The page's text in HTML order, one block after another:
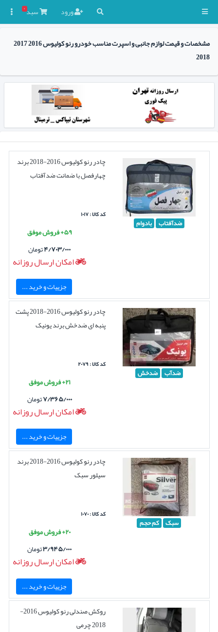
ورود سبد۰
مشخصات و قیمت لوازم جانبی و اسپرت مناسب خودرو رنو کولیوس 2016 2017
2018
ضدآفتاب بادوام
چادر رنو کولیوس 2016-2018 برند
چهارفصل با ضمانت ضدآفتاب
کد کالا : ۱۰۱۷
۵۹+ فروش موفق
۴/۷۰۳/۰۰۰تومان
امکان ارسال روزانه
جزییات و خرید ...
ضدآب ضدخش
چادر رنو کولیوس 2016-2018 پشت
پنبه ای ضدخش برند یونیک
کد کالا : ۲۰۷۹
۲۱+ فروش موفق
۷/۳۶۵/۰۰۰تومان
امکان ارسال روزانه
جزییات و خرید ...
سبک کم حجم
چادر رنو کولیوس 2016-2018 برند
سیلور سبک
کد کالا : ۱۰۷۰
۲۰+ فروش موفق
۳/۹۴۵/۰۰۰تومان
امکان ارسال روزانه
جزییات و خرید ...
روکش صندلی رنو کولیوس 2016-
2018 چرمی